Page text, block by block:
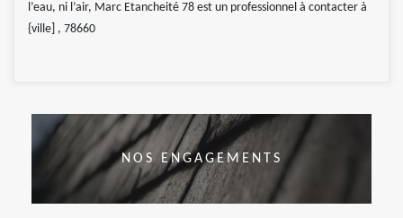
l’eau, ni l’air, Marc Etancheité 78 est un professionnel à contacter à
{ville] , 78660
NOS ENGAGEMENTS